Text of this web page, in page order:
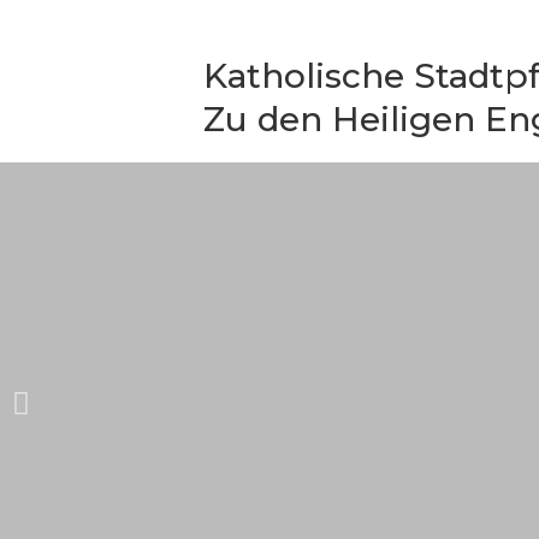
Katholische
Zu den Heiligen